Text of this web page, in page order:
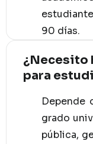
90 días.
¿Necesito
para
Depende
grado
pública,